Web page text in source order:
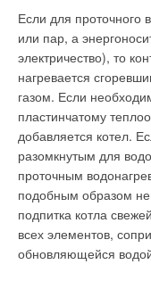
Если для проточного
или пар, а
электричество), то
нагревается
газом. Если
пластинчатому
добавляется котел.
разомкнутым для
проточным
подобным образом
подпитка котла
всех элементов,
обновляющейся
некоторое
В результате КПД,
превышает 100
величины
единицу берется
агрегатных
энергетически
за 100 % брать,
сгорании газа, то
даже при
производители в
способы расчета
выставляют их товар
%, по горячей воде —
Бытовые
холодной и 154 м3
объемы отнести к
квартир? Утечка 246
л/ч) в
незамеченной
работают как в
расходах ниже
Исследования
строительного
течение суток в